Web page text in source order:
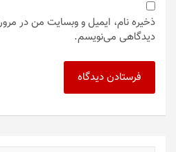
ذخیره نام، ایمیل و وبسایت من در
دیدگاهی می‌نویسم.